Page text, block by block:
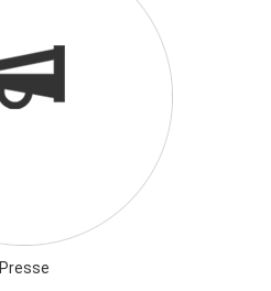
Presse